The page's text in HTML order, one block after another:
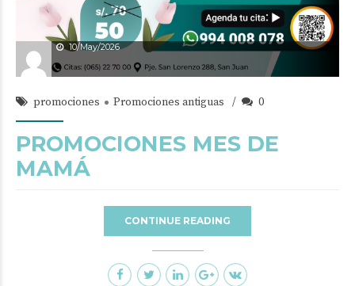
10/May/2026
promociones Promociones antiguas 0
PROMOCIONES MES DE
MAMÁ
CONTINUE READING